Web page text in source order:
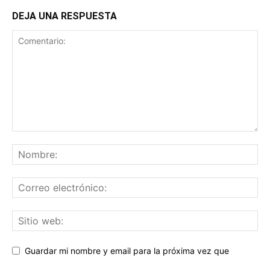
DEJA UNA RESPUESTA
Guardar mi nombre y email para la próxima vez que